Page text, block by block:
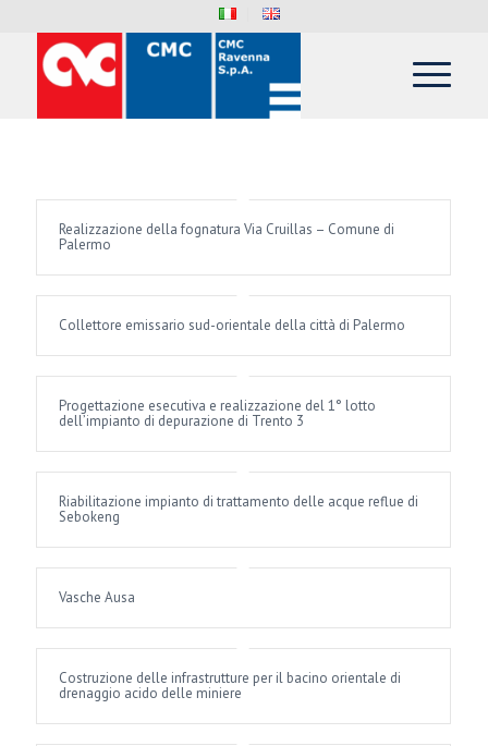
Realizzazione della fognatura Via Cruillas – Comune di
Palermo
Collettore emissario sud-orientale della città di Palermo
Progettazione esecutiva e realizzazione del 1° lotto
dell’impianto di depurazione di Trento 3
Riabilitazione impianto di trattamento delle acque reflue di
Sebokeng
Vasche Ausa
Costruzione delle infrastrutture per il bacino orientale di
drenaggio acido delle miniere